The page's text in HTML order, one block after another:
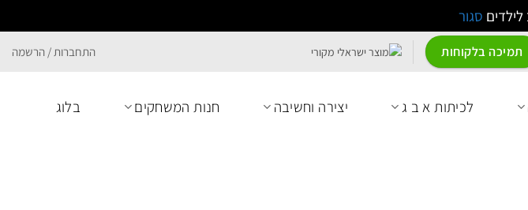
סגור
תמיכה בלקוחות התחברות / הרשמה
לכיתות א ב ג יצירה וחשיבה חנות המשחקים
בלוג